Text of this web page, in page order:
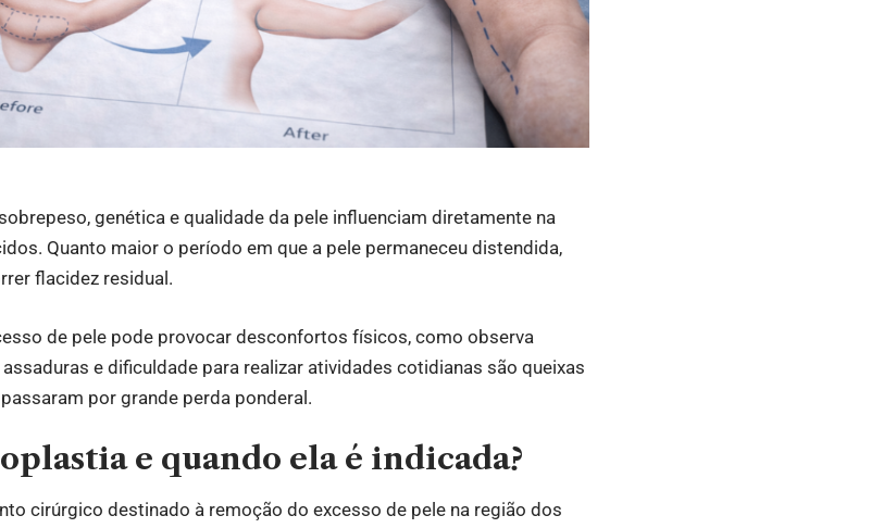
genética e qualidade da pele influenciam diretamente na
Quanto maior o período em que a pele permaneceu distendida,
flacidez residual.
de pele pode provocar desconfortos físicos, como observa
e dificuldade para realizar atividades cotidianas são queixas
por grande perda ponderal.
e quando ela é indicada?
cirúrgico destinado à remoção do excesso de pele na região dos